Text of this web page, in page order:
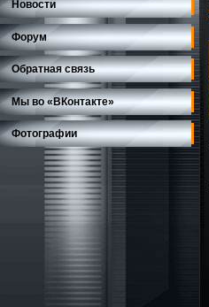
Новости
Форум
Обратная связь
Мы во «ВКонтакте»
Фотографии